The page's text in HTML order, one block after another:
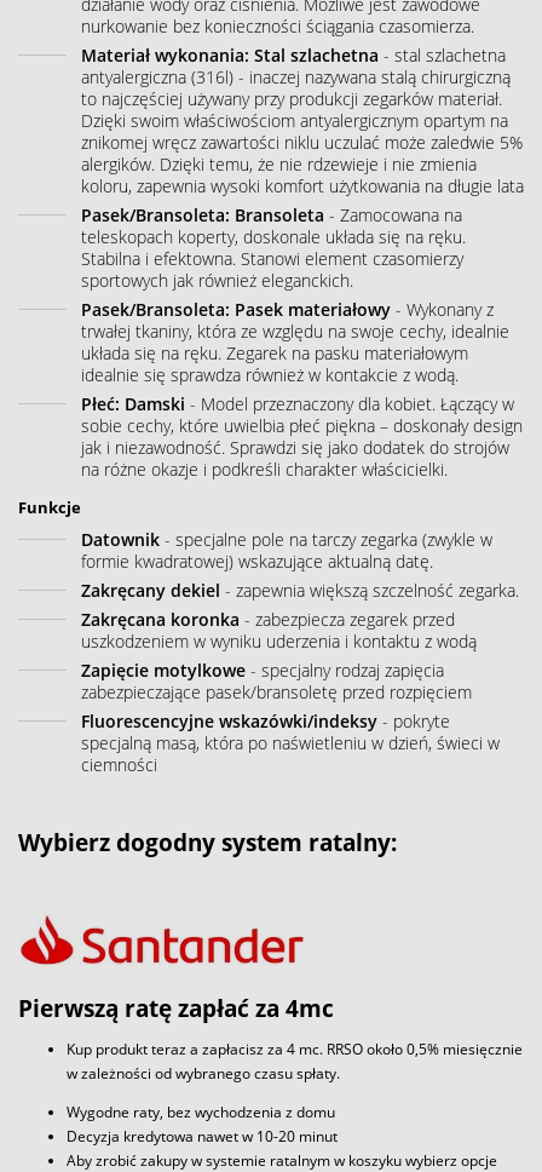
nurkowanie bez konieczności ściągania czasomierza.
Materiał wykonania: Stal szlachetna - stal szlachetna
antyalergiczna (316l) - inaczej nazywana stalą chirurgiczną
to najczęściej używany przy produkcji zegarków materiał.
Dzięki swoim właściwościom antyalergicznym opartym na
znikomej wręcz zawartości niklu uczulać może zaledwie 5%
alergików. Dzięki temu, że nie rdzewieje i nie zmienia
koloru, zapewnia wysoki komfort użytkowania na długie lata
Pasek/Bransoleta: Bransoleta - Zamocowana na
teleskopach koperty, doskonale układa się na ręku.
Stabilna i efektowna. Stanowi element czasomierzy
sportowych jak również eleganckich.
Pasek/Bransoleta: Pasek materiałowy - Wykonany z
trwałej tkaniny, która ze względu na swoje cechy, idealnie
układa się na ręku. Zegarek na pasku materiałowym
idealnie się sprawdza również w kontakcie z wodą.
Płeć: Damski - Model przeznaczony dla kobiet. Łączący w
sobie cechy, które uwielbia płeć piękna – doskonały design
jak i niezawodność. Sprawdzi się jako dodatek do strojów
na różne okazje i podkreśli charakter właścicielki.
Funkcje
Datownik - specjalne pole na tarczy zegarka (zwykle w
formie kwadratowej) wskazujące aktualną datę.
Zakręcany dekiel - zapewnia większą szczelność zegarka.
Zakręcana koronka - zabezpiecza zegarek przed
uszkodzeniem w wyniku uderzenia i kontaktu z wodą
Zapięcie motylkowe - specjalny rodzaj zapięcia
zabezpieczające pasek/bransoletę przed rozpięciem
Fluorescencyjne wskazówki/indeksy - pokryte
specjalną masą, która po naświetleniu w dzień, świeci w
ciemności
Wybierz dogodny system ratalny:
Pierwszą ratę zapłać za 4mc
Kup produkt teraz a zapłacisz za 4 mc. RRSO około 0,5% miesięcznie
w zależności od wybranego czasu spłaty.
Wygodne raty, bez wychodzenia z domu
Decyzja kredytowa nawet w 10-20 minut
Aby zrobić zakupy w systemie ratalnym w koszyku wybierz opcje